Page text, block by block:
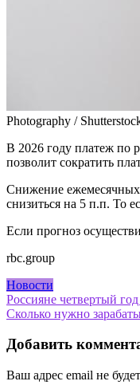
Photography /
В 2026 году платеж по
позволит сократить
Снижение ежемесячных
снизиться на 5 п.п. То
Если прогноз
rbc.group
Новости
Навигация
по
записям
Россияне четвертый
Сколько нужно
Добавить
Ваш адрес email не